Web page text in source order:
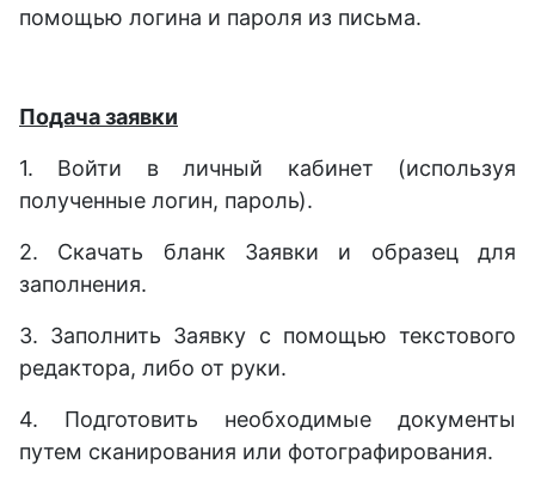
помощью логина и пароля из письма.
Подача заявки
1. Войти в личный кабинет (используя
полученные логин, пароль).
2. Скачать бланк Заявки и образец для
заполнения.
3. Заполнить Заявку с помощью текстового
редактора, либо от руки.
4. Подготовить необходимые документы
путем сканирования или фотографирования.